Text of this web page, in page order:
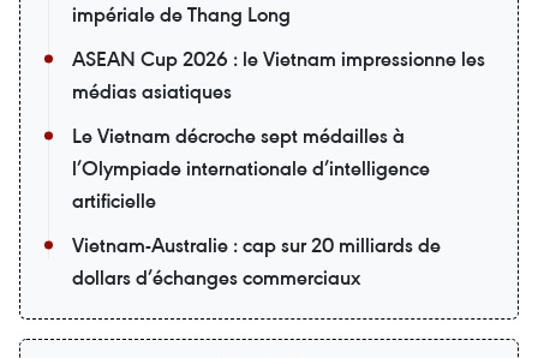
impériale de Thang Long
ASEAN Cup 2026 : le Vietnam impressionne les
médias asiatiques
Le Vietnam décroche sept médailles à
l’Olympiade internationale d’intelligence
artificielle
Vietnam-Australie : cap sur 20 milliards de
dollars d’échanges commerciaux